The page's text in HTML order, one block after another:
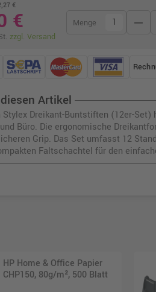
€
€
zzgl. Versand
Menge remove
Artikel
Stylex Dreikant-Buntstiften (12er-
Büro. Die ergonomische
Grip. Das Set umfasst 12
Faltschachtel für den
HP Home & Office Papier
CHP150, 80g/m², 500 Blatt